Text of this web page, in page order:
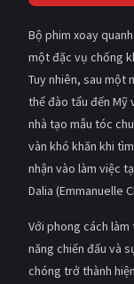
Bộ phim xoay
một đặc vụ chống
Tuy nhiên, sau một
thể đào tẩu đến Mỹ
nhà tạo mẫu tóc
vàn khó khăn khi
nhận vào làm việc
Dalia (Emmanuelle
Với phong cách
năng chiến đấu và
chóng trở thành